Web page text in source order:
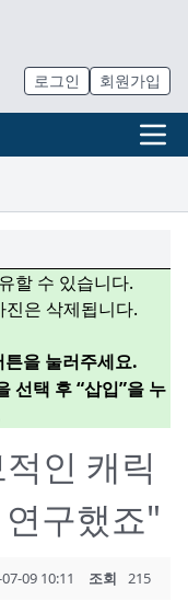
로그인 회원가입
할 수 있습니다.
은 삭제됩니다.
튼을 눌러주세요.
선택 후 “삽입”을 누
인 캐릭
구했죠"
09 10:11 조회 215